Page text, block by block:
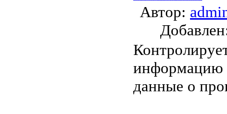
Автор:
информацию
данные о